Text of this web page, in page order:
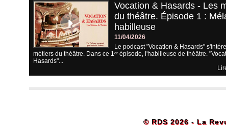
Vocation & Hasards - Les
du théâtre. Épisode 1 :
habilleuse
11/04/2026
Le podcast "Vocation & Hasards"
métiers du théâtre. Dans ce 1ᵉʳ épisode, l'habilleuse de théâtre.
Hasards"...
© RDS 2026 - La